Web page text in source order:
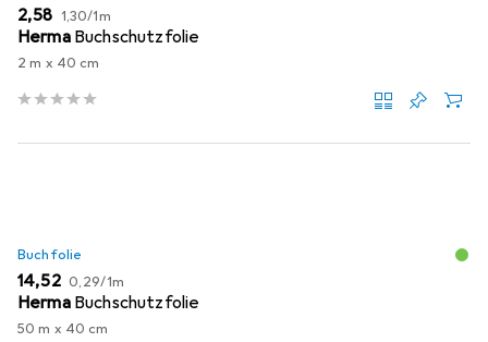
EUR
2,58 EUR
1,30/1m
Herma Buchschutzfolie
2 m x 40 cm
Buchfolie
EUR
14,52 EUR
0,29/1m
Herma Buchschutzfolie
50 m x 40 cm